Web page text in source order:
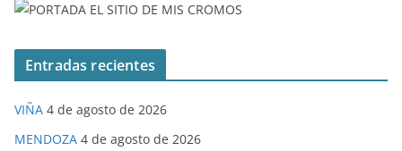
Entradas recientes
VIÑA 4 de agosto de 2026
MENDOZA 4 de agosto de 2026